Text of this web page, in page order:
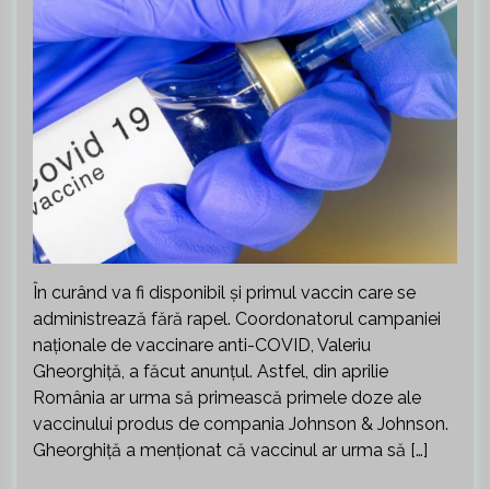
În curând va fi disponibil și primul vaccin care se
administrează fără rapel. Coordonatorul campaniei
naționale de vaccinare anti-COVID, Valeriu
Gheorghiță, a făcut anunțul. Astfel, din aprilie
România ar urma să primească primele doze ale
vaccinului produs de compania Johnson & Johnson.
Gheorghiță a menționat că vaccinul ar urma să […]